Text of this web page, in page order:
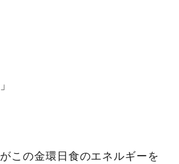
この金環日食のエネルギーを